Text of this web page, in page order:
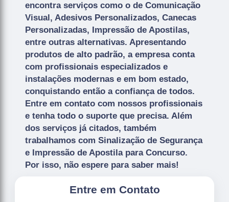
encontra serviços como o de Comunicação
Visual, Adesivos Personalizados, Canecas
Personalizadas, Impressão de Apostilas,
entre outras alternativas. Apresentando
produtos de alto padrão, a empresa conta
com profissionais especializados e
instalações modernas e em bom estado,
conquistando então a confiança de todos.
Entre em contato com nossos profissionais
e tenha todo o suporte que precisa. Além
dos serviços já citados, também
trabalhamos com Sinalização de Segurança
e Impressão de Apostila para Concurso.
Por isso, não espere para saber mais!
Entre em Contato